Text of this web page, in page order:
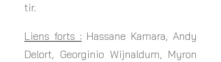
tir.
Liens forts : Hassane Kamara, Andy
Delort, Georginio Wijnaldum, Myron